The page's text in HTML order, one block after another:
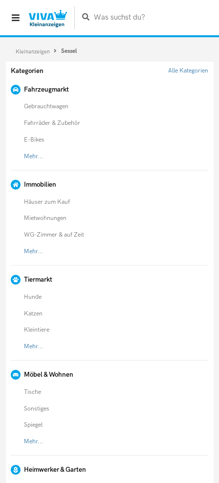
Was suchst du?
Kleinanzeigen Sessel
Kategorien Alle Kategorien
Fahrzeugmarkt
Gebrauchtwagen
Fahrräder & Zubehör
E-Bikes
Mehr...
Immobilien
Häuser zum Kauf
Mietwohnungen
WG-Zimmer & auf Zeit
Mehr...
Tiermarkt
Hunde
Katzen
Kleintiere
Mehr...
Möbel & Wohnen
Tische
Sonstiges
Spiegel
Mehr...
Heimwerker & Garten